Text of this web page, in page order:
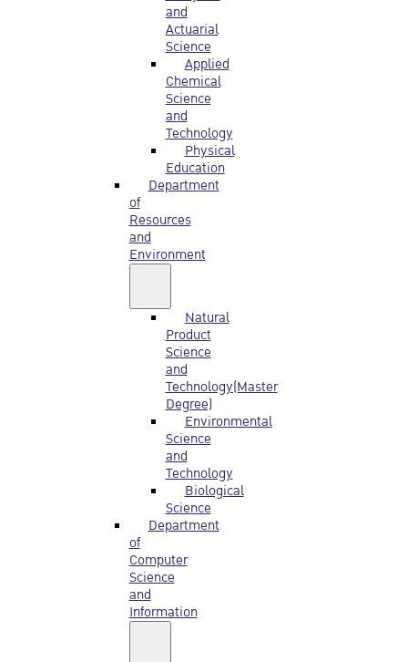
and
Actuarial
Science
Applied
Chemical
Science
and
Technology
Physical
Education
Department
of
Resources
and
Environment
Natural
Product
Science
and
Technology(Master
Degree)
Environmental
Science
and
Technology
Biological
Science
Department
of
Computer
Science
and
Information